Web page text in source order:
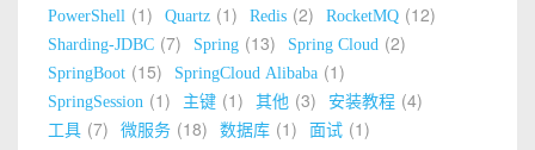
PowerShell 1 Quartz 1 Redis 2 RocketMQ 12
Sharding-JDBC 7 Spring 13 Spring Cloud 2
SpringBoot 15 SpringCloud Alibaba 1
SpringSession 1 主键 1 其他 3 安装教程 4
工具 7 微服务 18 数据库 1 面试 1